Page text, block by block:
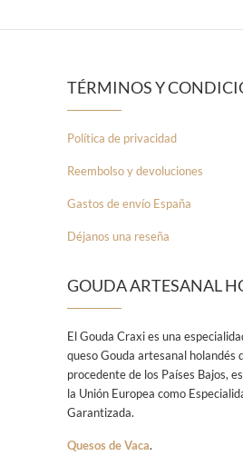
TÉRMINOS Y
Política de privacidad
Reembolso y devoluciones
Gastos de envío España
Déjanos una reseña
GOUDA ARTESANAL
El Gouda Craxi es una
queso Gouda artesanal holandés
procedente de los Países Bajos,
la Unión Europea como
Garantizada.
Quesos de Vaca.